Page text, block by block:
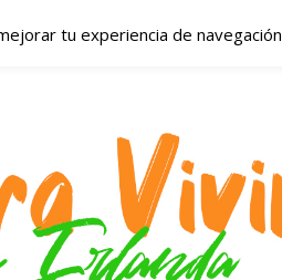
en
–
estudian y trabajan en Irlanda!
tu experiencia de